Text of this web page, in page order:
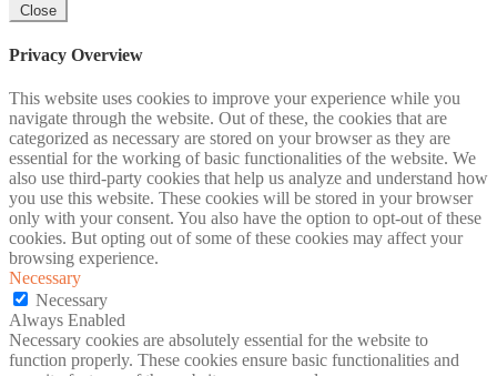
Close
Privacy Overview
This website uses cookies to improve your experience while you
navigate through the website. Out of these, the cookies that are
categorized as necessary are stored on your browser as they are
essential for the working of basic functionalities of the website. We
also use third-party cookies that help us analyze and understand how
you use this website. These cookies will be stored in your browser
only with your consent. You also have the option to opt-out of these
cookies. But opting out of some of these cookies may affect your
browsing experience.
Necessary
Necessary
Always Enabled
Necessary cookies are absolutely essential for the website to
function properly. These cookies ensure basic functionalities and